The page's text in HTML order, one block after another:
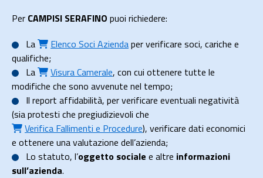
Per CAMPISI SERAFINO puoi richiedere:
La
Elenco Soci Aziendaper verificare soci, cariche e
qualifiche;
La
Visura Camerale, con cui ottenere tutte le
modifiche che sono avvenute nel tempo;
Il report affidabilità, per verificare eventuali negatività
(sia protesti che pregiudizievoli che
Verifica Fallimenti e Procedure), verificare dati economici
e ottenere una valutazione dell’azienda;
Lo statuto, l’oggetto sociale e altre informazioni
sull’azienda.